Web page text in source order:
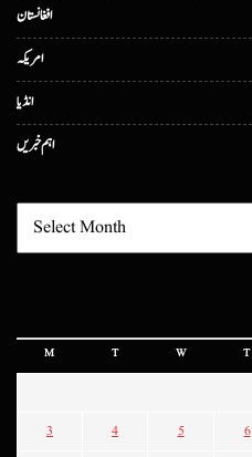
افغانستان
امریکہ
انڈیا
اہم خبریں
M T W T
3 4 5 6